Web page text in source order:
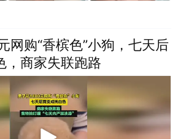
网购“香槟色”小狗，七天后
，商家失联跑路